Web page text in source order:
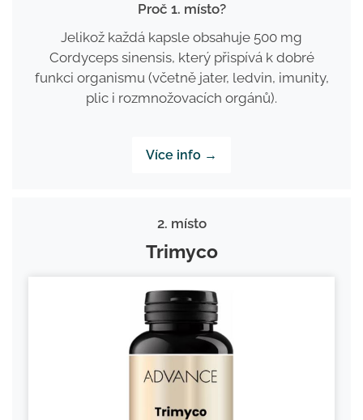
Proč 1. místo?
Jelikož každá kapsle obsahuje 500 mg
Cordyceps sinensis, který přispívá k dobré
funkci organismu (včetně jater, ledvin, imunity,
plic i rozmnožovacích orgánů).
Více info →
2. místo
Trimyco